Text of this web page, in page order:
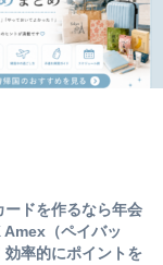
ードを作るなら年会
Amex（ペイバッ
効率的にポイントを